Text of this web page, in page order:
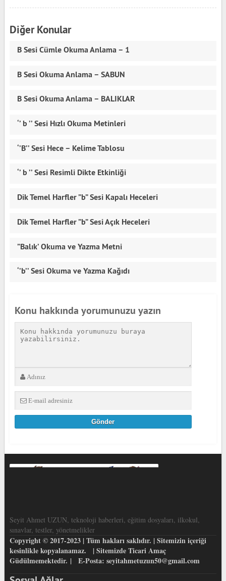
Diğer Konular
B Sesi Cümle Okuma Anlama – 1
B Sesi Okuma Anlama – SABUN
B Sesi Okuma Anlama – BALIKLAR
‘’ b ’’ Sesi Hızlı Okuma Metinleri
‘’B’’ Sesi Hece – Kelime Tablosu
‘’ b ’’ Sesi Resimli Dikte Etkinliği
Dik Temel Harfler ”b” Sesi Kapalı Heceleri
Dik Temel Harfler ”b” Sesi Açık Heceleri
”Balık’ Okuma ve Yazma Metni
‘’b’’ Sesi Okuma ve Yazma Kağıdı
Konu hakkında yorumunuzu yazın
Seyit Ahmet UZUN, teknoloji haberleri, eğitim dosyaları, ilkokul,
sınavlar, testler, yönetmelikler
Copyright © 2017-2023 | Tüm hakları saklıdır. | Sitemizin içeriği
kesinlikle kopyalanamaz. | Sitemizde Ticari Amaç
Güdülmemektedir. | E-Posta: seyitahmetuzun50@gmail.com